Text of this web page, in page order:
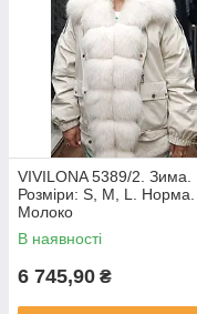
VIVILONA 5389/2. Зима.
Розміри: S, M, L. Норма.
Молоко
В наявності
6 745,90 ₴